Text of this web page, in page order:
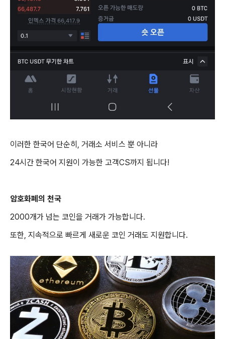
이러한 한국어 단순히, 거래소 서비스 뿐 아니라
24시간 한국어 지원이 가능한 고객CS까지 됩니다!
암호화폐의 천국
2000개가 넘는 코인을 거래가 가능합니다.
또한, 지속적으로 빠르게 새로운 코인 거래도 지원합니다.